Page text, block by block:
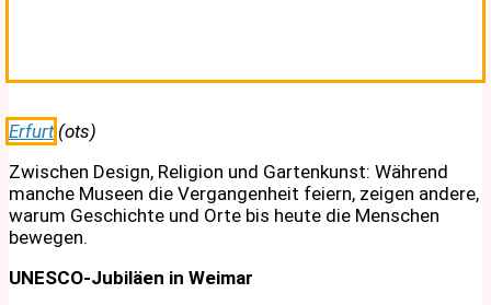
Erfurt (ots)
Zwischen Design, Religion und Gartenkunst: Während
manche Museen die Vergangenheit feiern, zeigen andere,
warum Geschichte und Orte bis heute die Menschen
bewegen.
UNESCO-Jubiläen in Weimar